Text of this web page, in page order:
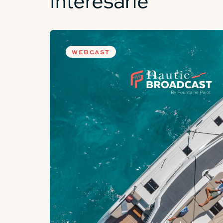
WEBCAST
DEPÓSITO DE GASÓLEO
ESPACIOS DE
ZONA DE ESTAR COCKPIT
SALA DE ESTAR CAMAROTE DEL
PROPIETARIO